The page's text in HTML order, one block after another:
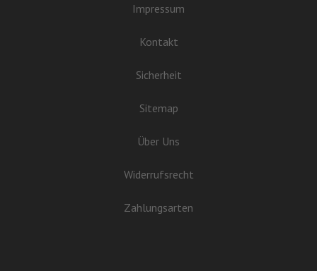
Impressum
Kontakt
Sicherheit
Sitemap
Über Uns
Widerrufsrecht
Zahlungsarten